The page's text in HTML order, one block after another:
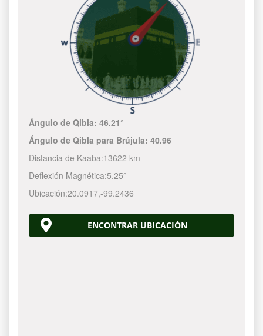
Ángulo de Qibla:46.21°
Ángulo de Qibla para Brújula:40.96
Distancia de Kaaba:13622 km
Deflexión Magnética:5.25°
Ubicación:20.0917,-99.2436
ENCONTRAR UBICACIÓN